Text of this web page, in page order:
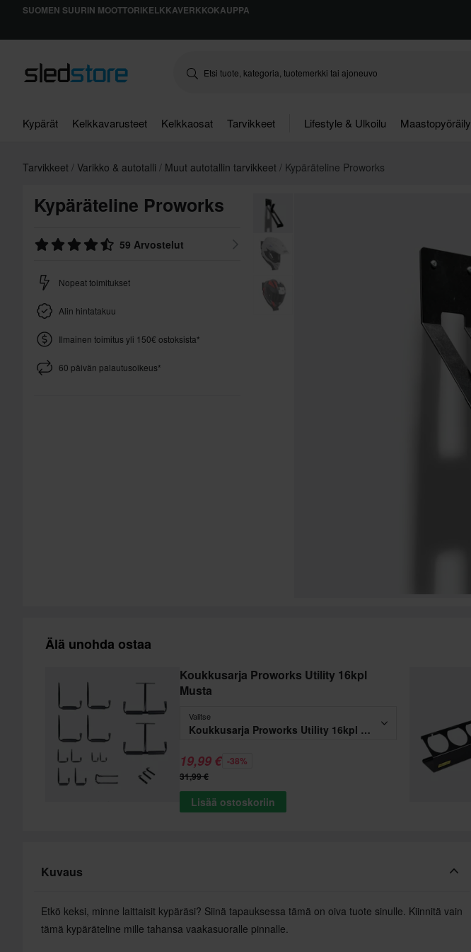
SUOMEN SUURIN MOOTTORIKELKKAVERKKOKAUPPA
Kypärät Kelkkavarusteet Kelkkaosat Tarvikkeet Lifestyle & Ulkoilu Maastopyöräily
Tarvikkeet Varikko & autotalli Muut autotallin tarvikkeet Kypäräteline Proworks
Kypäräteline Proworks
59 Arvostelut
Nopeat toimitukset
Alin hintatakuu
Ilmainen toimitus yli 150€ ostoksista*
60 päivän palautusoikeus*
Älä unohda ostaa
Koukkusarja Proworks Utility 16kpl
Musta
Valitse
Koukkusarja Proworks Utility 16kpl Musta
19,99 € -38%
31,99 €
Lisää ostoskoriin
Kuvaus
Etkö keksi, minne laittaisit kypäräsi? Siinä tapauksessa tämä on oiva tuote sinulle. Kiinnitä vain
tämä kypäräteline mille tahansa vaakasuoralle pinnalle.